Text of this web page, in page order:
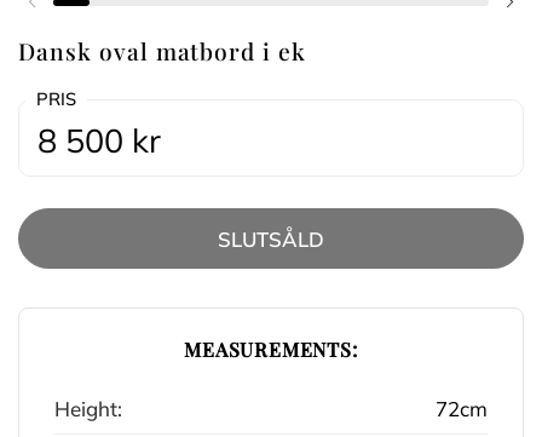
Föregående bild
Dansk oval matbord i ek
PRIS
8 500 kr
SLUTSÅLD
MEASUREMENTS:
Height:
72cm